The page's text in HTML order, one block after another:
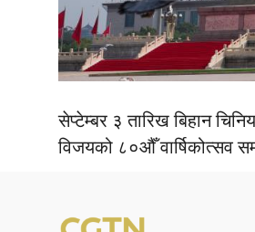
सेप्टेम्बर ३ तारिख बिहान
विजयको ८०औँ वार्षिकोत्सव